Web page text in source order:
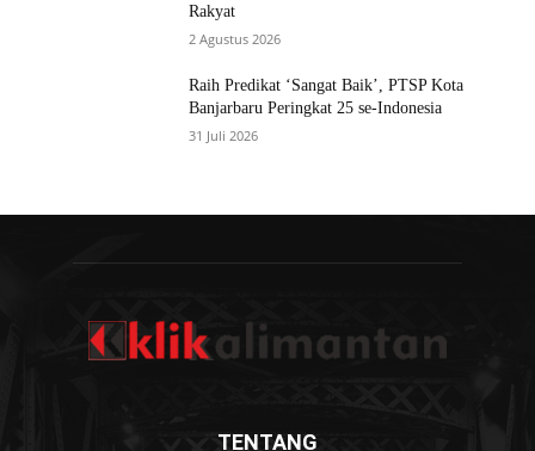
Rakyat
2 Agustus 2026
Raih Predikat ‘Sangat Baik’, PTSP Kota
Banjarbaru Peringkat 25 se-Indonesia
31 Juli 2026
TENTANG